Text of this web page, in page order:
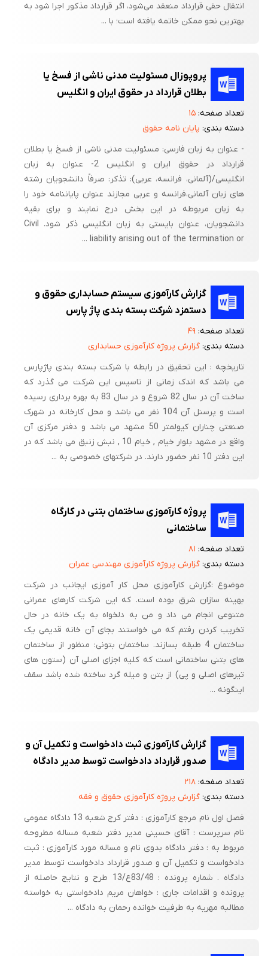
انتقال حقی قرارداد منعقد می‌شود، اگر قرارداد مذکور اجرا شود به
بهترین نحو ممکن خاتمه یافته است؛ با ...
پروپوزال مسئولیت مدنی ناشی از فسخ یا
بطلان قرارداد در حقوق ایران و انگلیس
تعداد صفحه:۱۵
دسته بندی: پایان نامه حقوق
- عنوان به زبان فارسی: مسئولیت مدنی ناشی از فسخ یا بطلان
قرارداد در حقوق ایران و انگلیس 2- عنوان به زبان
انگلیسی/(آلمانی، فرانسه، عربی): تذکر: صرفاً دانشجویان رشته‏
های زبان آلمانی،‌فرانسه و عربی مجازند عنوان پایان‏نامه خود را
به زبان مربوطه در این بخش درج نمایند و برای بقیه
دانشجویان، عنوان بایستی به زبان انگلیسی ذکر شود. Civil
liability arising out of the termination or ...
گزارش کارآموزی سیستم حسابداری حقوق و
دستمزد شرکت بسته بندی پاژ پارس
تعداد صفحه:۴۹
دسته بندی:گزارش پروژه کارآموزی حسابداری
تاریخچه : این تحقیق در رابطه با شرکت بسته بندی پاژپارس
می باشد که اندک زمانی از تاسیس این شرکت می گذرد که
ساخت آن در سال 82 شروع و در سال 83 به بهره برداری رسیده
است و پرسنل آن 104 نفر می باشد و محل کارخانه در شهرک
صنعتی چناران کیولمتر 50 مشهد می باشد و دفتر مرکزی آن
واقع در مشهد بلوار خیام , خیام 10 , نبش زنبق می باشد که در
این دفتر 10 نفر حضور دارند. در شرکتهای خصوصی به ...
پروژه کارآموزی ساختمان بتنی در کارگاه
ساختمانی
تعداد صفحه: ۸۱
دسته بندی:گزارش پروژه کارآموزی مهندسی عمران
موضوع :گزارش کارآموزی محل کار آموزی ایجانب در شرکت
بهینه سازان شرق بوده است. که این شرکت کارهای عمرانی
متنوعی انجام می داد و من به دلخواه به یک خانه در حال
تخریب کردن رفتم که می خواستند بجای آن خانه قدیمی یک
ساختمان 4 طبقه بسازند. ساختمان بتونی: منظور از ساختمان
های بتنی ساختمانی است که کلیه اجزای اصلی آن (ستون های
تیرهای اصلی و پی) از بتن و میله گرد ساخته شده باشد سقف
اینگونه ...
گزارش کارآموزی ثبت دادخواست و تکمیل آن و
صدور قرارداد دادخواست توسط مدیر دادگاه
تعداد صفحه:۲۱۸
دسته بندی:گزارش پروژه کارآموزی حقوق و فقه
فصل اول نام مرجع کارآموزی : دفتر کرج شعبه 13 دادگاه عمومی
نام سرپرست : آقای حسینی مدیر دفتر شعبه مساله مطروحه
مربوط به : دفتر دادگاه بدوی نام و مساله مورد کارآموزی : ثبت
دادخواست و تکمیل آن و صدور قرارداد دادخواست توسط مدیر
دادگاه . شماره پرونده : 83/48ع/13 طرح و نتایج حاصله از
پرونده و اقدامات جاری : خواهان مریم دادخواستی به خواسته
مطالبه مهریه به طرفیت خوانده رحمان به دادگاه ...